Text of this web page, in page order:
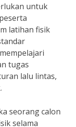
untuk
latihan fisik
tugas
lalu lintas,
seorang calon
selama